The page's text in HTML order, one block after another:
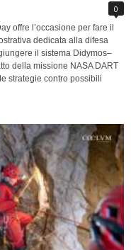
0
offre l’occasione per fare il
dedicata alla difesa
il sistema Didymos–
della missione NASA DART
strategie contro possibili